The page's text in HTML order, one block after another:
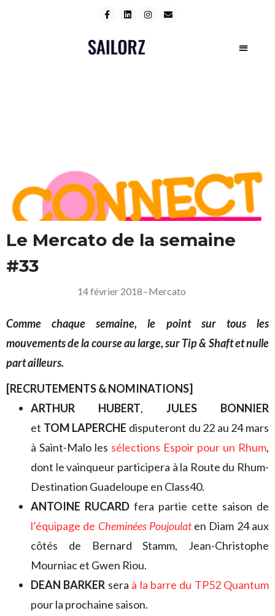
Le Mercato de la semaine
#33
14 février 2018–Mercato
Comme chaque semaine, le point sur tous les
mouvements de la course au large, sur Tip & Shaft et nulle
part ailleurs.
[RECRUTEMENTS & NOMINATIONS]
ARTHUR HUBERT, JULES BONNIER
et TOM LAPERCHE disputeront du 22 au 24 mars
à Saint-Malo les sélections Espoir pour un Rhum,
dont le vainqueur participera à la Route du Rhum-
Destination Guadeloupe en Class40.
ANTOINE RUCARD fera partie cette saison de
l’équipage de Cheminées Poujoulaten Diam 24 aux
côtés de Bernard Stamm, Jean-Christophe
Mourniac et Gwen Riou.
DEAN BARKER sera à la barre du TP52 Quantum
pour la prochaine saison.